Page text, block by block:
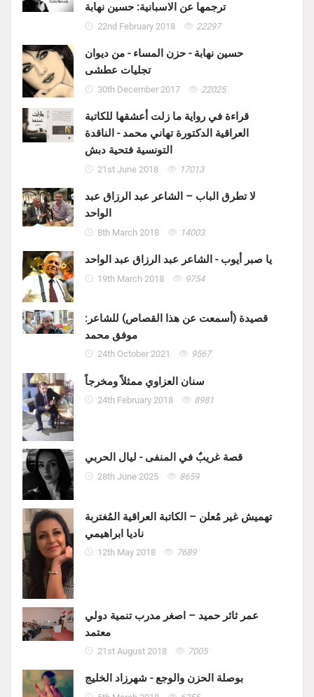
ترجمها عن الاسبانية: حسين نهابة
22nd February 2018 22297
حسين نهابة - حزن المساء - من ديوان
تجليات عطشى
30th December 2017 22025
قراءة في رواية ما زلت أعشقها للكاتبة
العراقية الدكتورة تهاني محمد - الناقدة
التونسية فتحية دبش
21st June 2018 17013
لا تطرق الباب – الشاعر عبد الرزاق عبد
الواحد
8th March 2018 14003
يا صبر أيوب - الشاعر عبد الرزاق عبد الواحد
19th March 2018 9754
قصيدة (أسمعت عن هذا القصاص) للشاعر:
موفق محمد
24th October 2021 9567
سنان العزاوي ممثلاً ومخرجاً
24th February 2018 8981
قصة غريبٌ في المنفى - ليال الحربي
28th June 2025 8659
تهميش غير مُعلن – الكاتبة العراقية المُغتربة
ناديا ابراهيمي
12th May 2018 7689
عمر ثائر حميد – اصغر مدرب تنمية دولي
معتمد
21st August 2018 7005
بوصلة الحزن والوجع - شهرزاد الخليج